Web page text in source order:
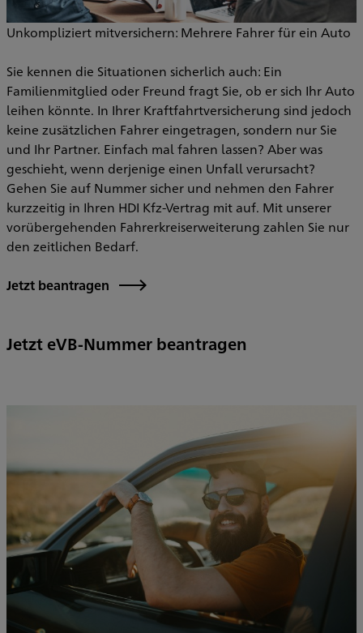
Unkompliziert mitversichern: Mehrere Fahrer für ein Auto
Sie kennen die Situationen sicherlich auch: Ein
Familienmitglied oder Freund fragt Sie, ob er sich Ihr Auto
leihen könnte. In Ihrer Kraftfahrtversicherung sind jedoch
keine zusätzlichen Fahrer eingetragen, sondern nur Sie
und Ihr Partner. Einfach mal fahren lassen? Aber was
geschieht, wenn derjenige einen Unfall verursacht?
Gehen Sie auf Nummer sicher und nehmen den Fahrer
kurzzeitig in Ihren HDI Kfz-Vertrag mit auf. Mit unserer
vorübergehenden Fahrerkreiserweiterung zahlen Sie nur
den zeitlichen Bedarf.
Jetzt beantragen
Jetzt eVB-Nummer beantragen